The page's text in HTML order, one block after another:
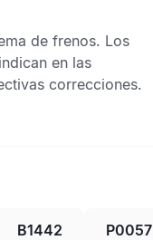
de frenos. Los
en las
correcciones.
B1442 P0057